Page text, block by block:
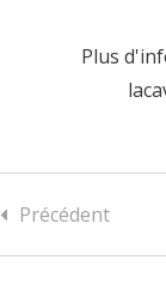
Plus
Précédent